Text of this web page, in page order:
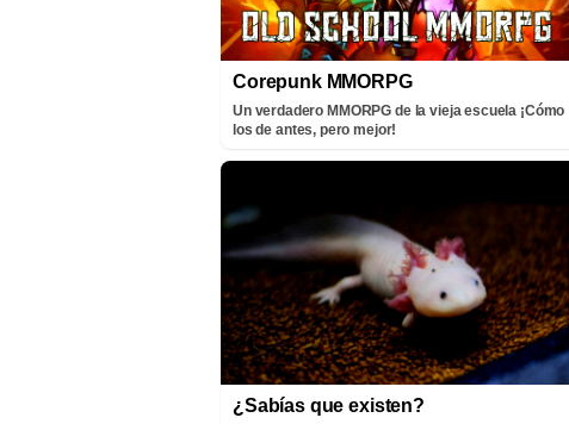
Corepunk MMORPG
Un verdadero MMORPG de la vieja escuela ¡Cómo
los de antes, pero mejor!
¿Sabías que existen?